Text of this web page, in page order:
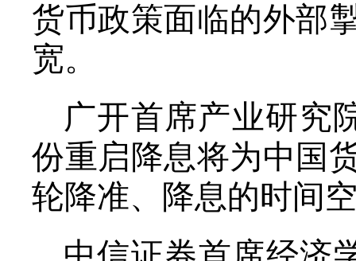
货币政策面临的外部
宽。
广开首席产业研究
份重启降息将为中国
轮降准、降息的时间